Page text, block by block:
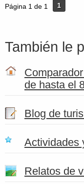
Página 1 de 1 1
También le
de hasta el
Blog de
Actividades
Relatos de